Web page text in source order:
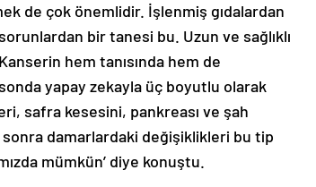
de çok önemlidir. İşlenmiş gıdalardan
bir tanesi bu. Uzun ve sağlıklı
hem tanısında hem de
yapay zekayla üç boyutlu olarak
safra kesesini, pankreası ve şah
sonra damarlardaki değişiklikleri bu tip
mümkün’ diye konuştu.